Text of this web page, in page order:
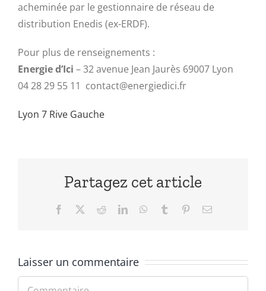
acheminée par le gestionnaire de réseau de
distribution Enedis (ex-ERDF).
Pour plus de renseignements :
Energie d’Ici – 32 avenue Jean Jaurès 69007 Lyon
04 28 29 55 11 ­ contact@energiedici.fr
Lyon 7 Rive Gauche
Partagez cet article
Facebook RedditLinkedInWhatsApp
Tumblr PinterestEmail
Laisser un commentaire
Commentaire